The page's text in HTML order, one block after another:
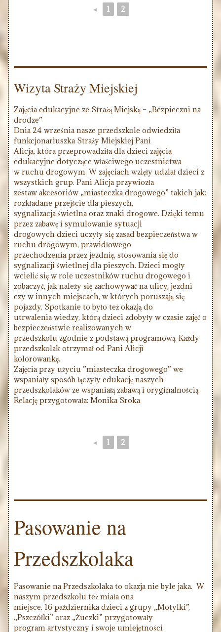
◄ 1 2
Wizyta Straży Miejskiej
Zajęcia edukacyjne ze Strażą Miejską – „Bezpieczni na
drodze”
Dnia 24 września nasze przedszkole odwiedziła
funkcjonariuszka Straży Miejskiej Pani
Alicja, która przeprowadziła dla dzieci zajęcia
edukacyjne dotyczące właściwego uczestnictwa
w ruchu drogowym. W zajęciach wzięły udział dzieci z
wszystkich grup. Pani Alicja przywiozła
zestaw akcesoriów „miasteczka drogowego” takich jak:
rozkładane przejście dla pieszych,
sygnalizacja świetlna oraz znaki drogowe. Dzięki temu
przez zabawę i symulowanie sytuacji
drogowych dzieci uczyły się zasad bezpieczeństwa w
ruchu drogowym, prawidłowego
przechodzenia przez jezdnię, stosowania się do
sygnalizacji świetlnej dla pieszych. Dzieci mogły
wcielić się w role uczestników ruchu drogowego i
zobaczyć, jak należy się zachowywać na ulicy, jezdni
czy w innych miejscach, w których poruszają się
pojazdy. Spotkanie to było też okazją do
utrwalenia wiedzy, którą dzieci zdobyły w czasie zajęć o
bezpieczeństwie realizowanych w
przedszkolu zgodnie z podstawą programową. Każdy
przedszkolak otrzymał od Pani Alicji
kolorowankę.
Zajęcia przy użyciu ”miasteczka drogowego” we
wspaniały sposób łączyły edukację naszych
przedszkolaków ze wspaniałą zabawą i oryginalnością.
Relację przygotowała: Monika Sroka
◄ 1 2
Pasowanie na
Przedszkolaka
Pasowanie na Przedszkolaka to okazja nie byle jaka. W
naszym przedszkolu też miała ona
miejsce. 16 października dzieci z grupy „Motylki”,
„Pszczółki” oraz „Żuczki” przygotowały
program artystyczny i swoje umiejętności